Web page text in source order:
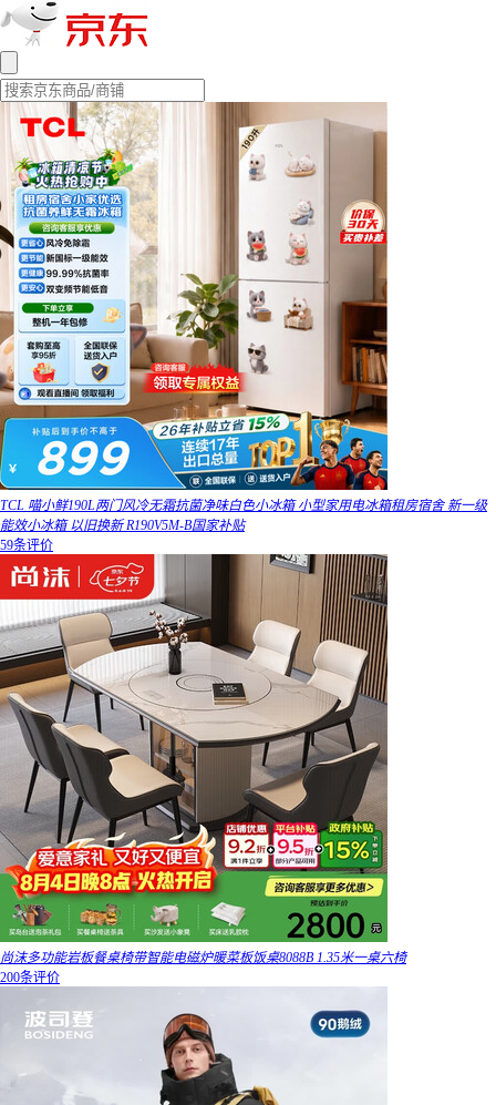
TCL 喵小鲜190L两门风冷无霜抗菌净味白色小冰箱 小型家用电冰箱租房宿舍 新一级
能效小冰箱 以旧换新 R190V5M-B国家补贴
59条评价
尚沫多功能岩板餐桌椅带智能电磁炉暖菜板饭桌8088B 1.35米一桌六椅
200条评价